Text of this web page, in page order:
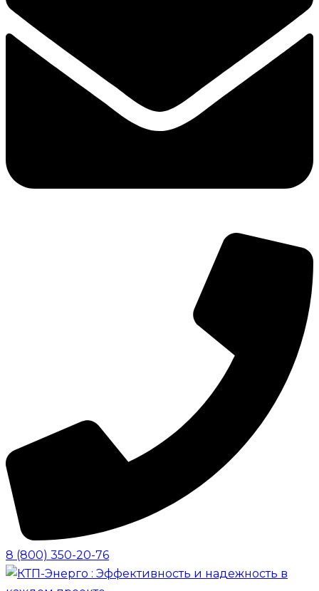
8 (800) 350-20-76